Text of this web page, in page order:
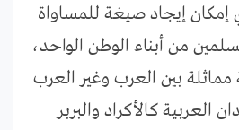
إمكان إيجاد صيغة للمساواة
من أبناء الوطن الواحد،
بين العرب وغير العرب
العربية كالأكراد والبربر